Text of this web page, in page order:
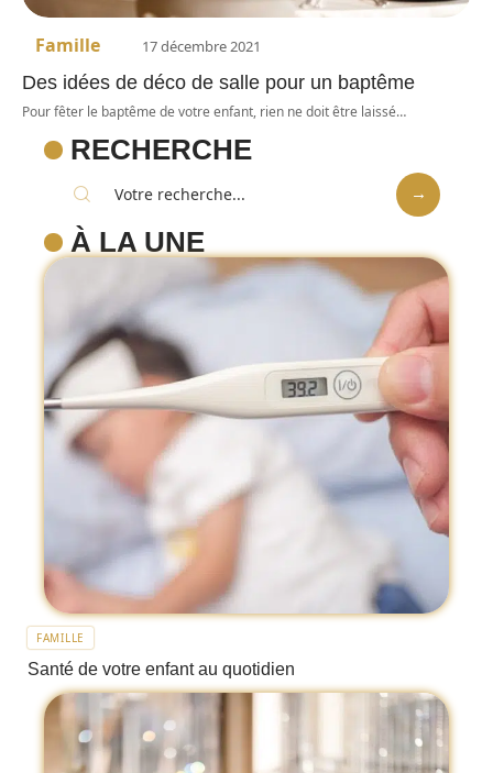
Famille 17 décembre 2021
Des idées de déco de salle pour un baptême
Pour fêter le baptême de votre enfant, rien ne doit être laissé…
RECHERCHE
À LA UNE
FAMILLE
Santé de votre enfant au quotidien